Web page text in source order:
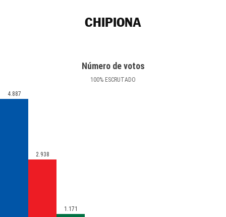
CHIPIONA
Número de votos
100% ESCRUTADO
4.887
2.938
1.171